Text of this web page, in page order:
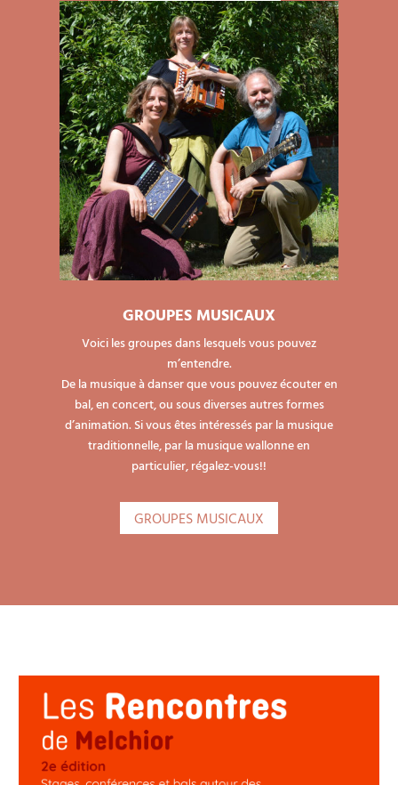
GROUPES MUSICAUX
Voici les groupes dans lesquels vous pouvez
m’entendre.
De la musique à danser que vous pouvez écouter en
bal, en concert, ou sous diverses autres formes
d’animation. Si vous êtes intéressés par la musique
traditionnelle, par la musique wallonne en
particulier, régalez-vous!!
GROUPES MUSICAUX